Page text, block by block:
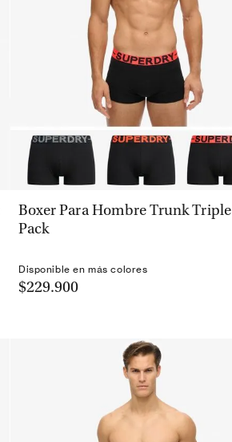
VISTA RÁPIDA
Boxer Para Hombre Trunk Triple
Pack
Disponible en más colores
$229.900